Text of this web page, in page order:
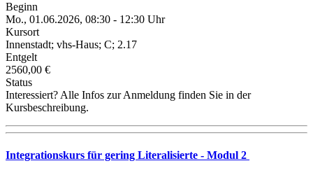
Beginn
Mo., 01.06.2026, 08:30 - 12:30 Uhr
Kursort
Innenstadt; vhs-Haus; C; 2.17
Entgelt
2560,00 €
Status
Interessiert? Alle Infos zur Anmeldung finden Sie in der
Kursbeschreibung.
Integrationskurs für gering Literalisierte - Modul 2